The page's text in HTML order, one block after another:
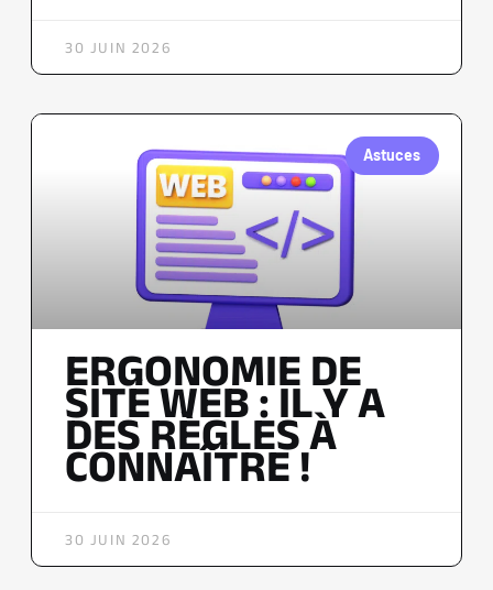
30 JUIN 2026
Astuces
ERGONOMIE DE
SITE WEB : IL Y A
DES RÈGLES À
CONNAÎTRE !
30 JUIN 2026